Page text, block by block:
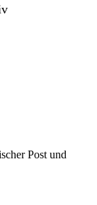
Post und